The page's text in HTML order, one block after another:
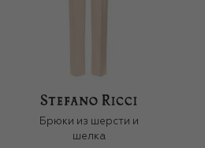
Брюки из шерсти и
шелка